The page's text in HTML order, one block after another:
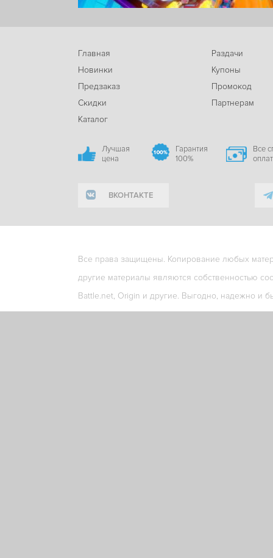
Главная
Новинки
Предзаказ
Скидки
Каталог
Раздачи
Купоны
Промокод
Партнерам
Лучшая
цена
Гарантия
100%
Все
ВКОНТАКТЕ
Все права защищены. Копирование любых
другие материалы являются собственностью
Battle.net, Origin и другие. Выгодно, надежно и